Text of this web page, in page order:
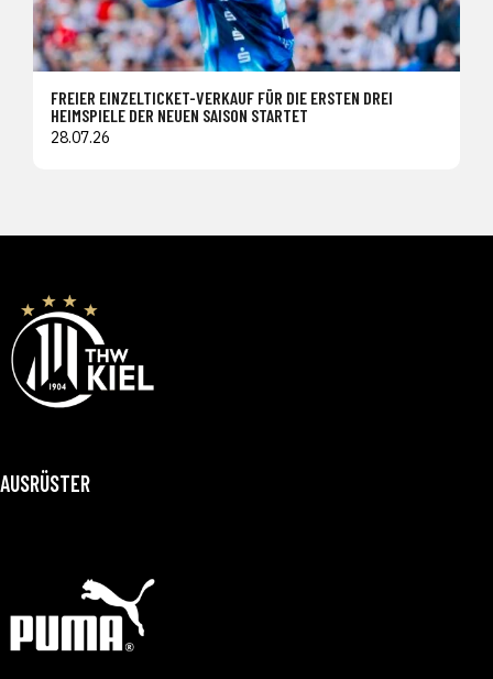
FREIER EINZELTICKET-VERKAUF FÜR DIE ERSTEN DREI
HEIMSPIELE DER NEUEN SAISON STARTET
28.07.26
AUSRÜSTER